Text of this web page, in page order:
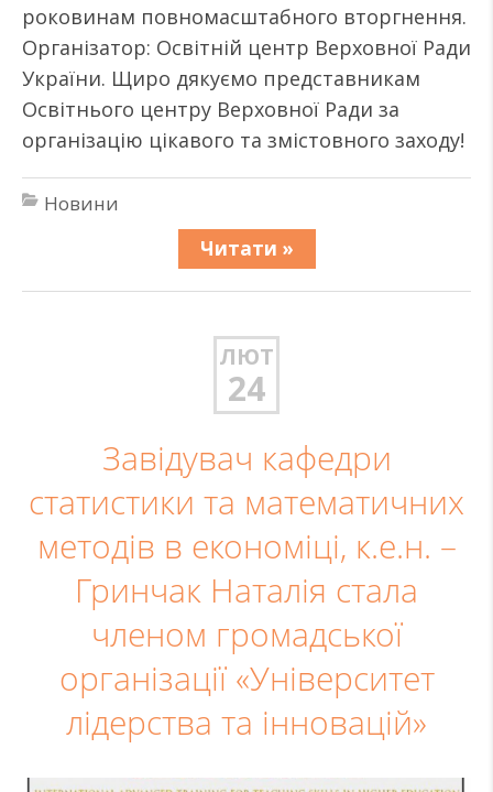
роковинам повномасштабного вторгнення.
Організатор: Освітній центр Верховної Ради
України. Щиро дякуємо представникам
Освітнього центру Верховної Ради за
організацію цікавого та змістовного заходу!
Новини
Читати »
ЛЮТ
24
Завідувач кафедри
статистики та математичних
методів в економіці, к.е.н. –
Гринчак Наталія стала
членом громадської
організації «Університет
лідерства та інновацій»